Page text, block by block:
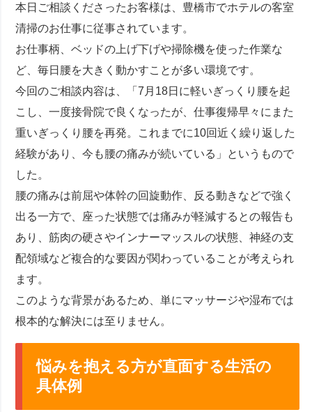
本日ご相談くださったお客様は、豊橋市でホテルの客室
清掃のお仕事に従事されています。
お仕事柄、ベッドの上げ下げや掃除機を使った作業な
ど、毎日腰を大きく動かすことが多い環境です。
今回のご相談内容は、「7月18日に軽いぎっくり腰を起
こし、一度接骨院で良くなったが、仕事復帰早々にまた
重いぎっくり腰を再発。これまでに10回近く繰り返した
経験があり、今も腰の痛みが続いている」というもので
した。
腰の痛みは前屈や体幹の回旋動作、反る動きなどで強く
出る一方で、座った状態では痛みが軽減するとの報告も
あり、筋肉の硬さやインナーマッスルの状態、神経の支
配領域など複合的な要因が関わっていることが考えられ
ます。
このような背景があるため、単にマッサージや湿布では
根本的な解決には至りません。
悩みを抱える方が直面する生活の
具体例